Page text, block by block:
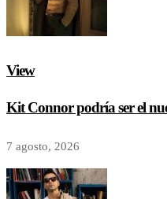
View
Kit Connor podría ser el
7 agosto, 2026